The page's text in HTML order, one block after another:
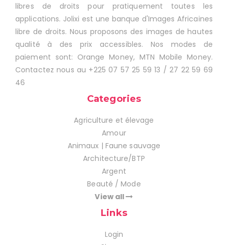
libres de droits pour pratiquement toutes les
applications. Jolixi est une banque d'Images Africaines
libre de droits. Nous proposons des images de hautes
qualité à des prix accessibles. Nos modes de
paiement sont: Orange Money, MTN Mobile Money.
Contactez nous au +225 07 57 25 59 13 / 27 22 59 69
46
Categories
Agriculture et élevage
Amour
Animaux | Faune sauvage
Architecture/BTP
Argent
Beauté / Mode
View all
Links
Login